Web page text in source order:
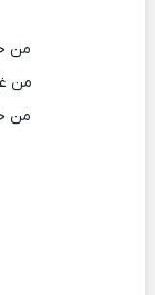
من
من
من